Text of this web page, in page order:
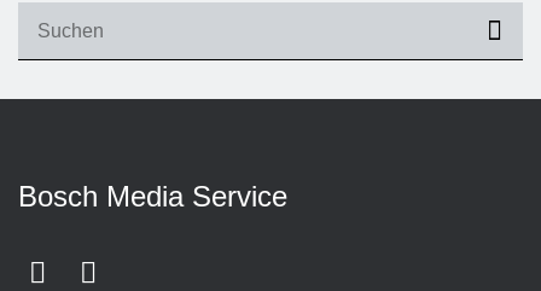
Bosch Media Service